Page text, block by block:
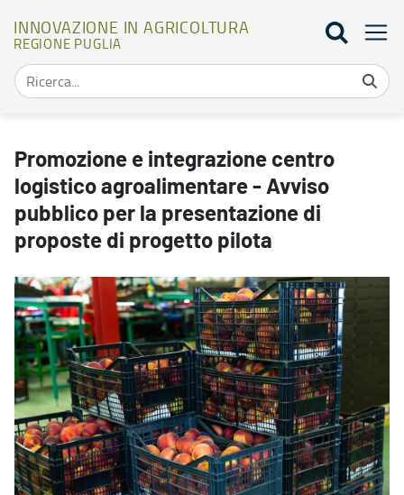
INNOVAZIONE IN AGRICOLTURA
REGIONE PUGLIA
Promozione e integrazione centro
logistico agroalimentare - Avviso
pubblico per la presentazione di
proposte di progetto pilota